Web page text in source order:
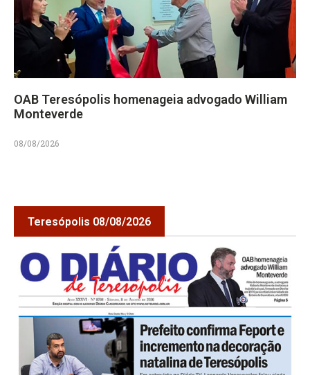
OAB Teresópolis homenageia advogado William
Monteverde
08/08/2026
Teresópolis 08/08/2026